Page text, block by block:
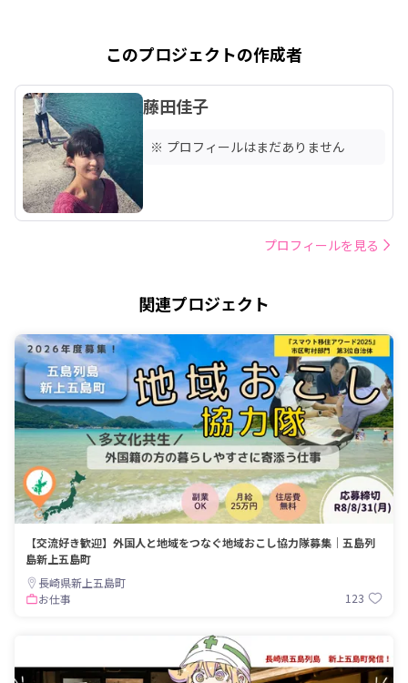
このプロジェクトの作成者
藤田佳子
※ プロフィールはまだありません
プロフィールを見る
関連プロジェクト
【交流好き歓迎】外国人と地域をつなぐ地域おこし協力隊募集｜五島列
島新上五島町
長崎県新上五島町
お仕事
123